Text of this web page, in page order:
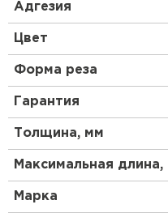
чем другие виды
высоте профиля этот
смотреться на крыше
Адгезия
Цвет
Форма реза
Гарантия
Толщина, мм
Максимальная длина,
Марка